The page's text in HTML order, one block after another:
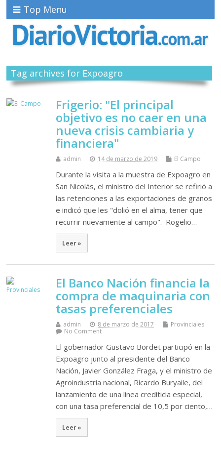
Top Menu
Tag archives for Expoagro
Frigerio: "El principal
objetivo es no caer en una
nueva crisis cambiaria y
financiera"
admin 14 de marzo de 2019 El Campo
Durante la visita a la muestra de Expoagro en
San Nicolás, el ministro del Interior se refirió a
las retenciones a las exportaciones de granos
e indicó que les "dolió en el alma, tener que
recurrir nuevamente al campo". Rogelio…
Leer »
El Banco Nación financia la
compra de maquinaria con
tasas preferenciales
admin 8 de marzo de 2017
Provinciales
No Comment
El gobernador Gustavo Bordet participó en la
Expoagro junto al presidente del Banco
Nación, Javier González Fraga, y el ministro de
Agroindustria nacional, Ricardo Buryaile, del
lanzamiento de una línea crediticia especial,
con una tasa preferencial de 10,5 por ciento,…
Leer »